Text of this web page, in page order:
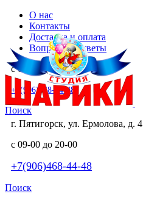
О нас
Контакты
Доставка и оплата
Вопросы и ответы
с 09-00 до 20-00
+7(906)468-44-48
Поиск
г. Пятигорск, ул. Ермолова, д. 4
с 09-00 до 20-00
+7(906)468-44-48
Поиск